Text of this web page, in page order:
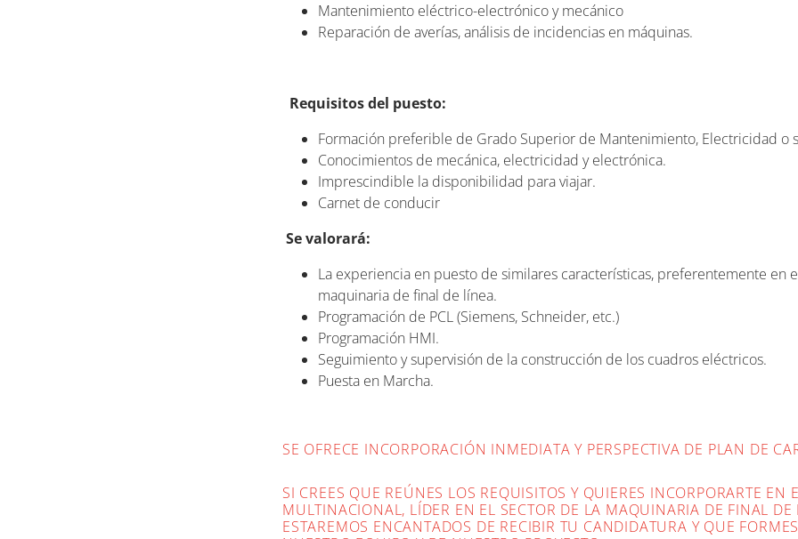
Mantenimiento eléctrico-electrónico y mecánico
Reparación de averías, análisis de incidencias en máquinas.
Requisitos del puesto:
Formación preferible de Grado Superior de Mantenimiento, Electricidad o
Conocimientos de mecánica, electricidad y electrónica.
Imprescindible la disponibilidad para viajar.
Carnet de conducir
Se valorará:
La experiencia en puesto de similares características, preferentemente en
maquinaria de final de línea.
Programación de PCL (Siemens, Schneider, etc.)
Programación HMI.
Seguimiento y supervisión de la construcción de los cuadros eléctricos.
Puesta en Marcha.
SE OFRECE INCORPORACIÓN INMEDIATA Y PERSPECTIVA DE PLAN DE
SI CREES QUE REÚNES LOS REQUISITOS Y QUIERES INCORPORARTE EN
MULTINACIONAL, LÍDER EN EL SECTOR DE LA MAQUINARIA DE FINAL DE
ESTAREMOS ENCANTADOS DE RECIBIR TU CANDIDATURA Y QUE